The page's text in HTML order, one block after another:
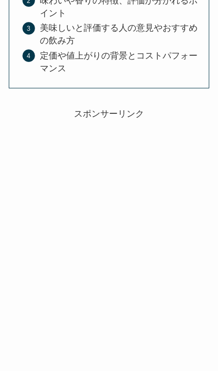
イント
美味しいと評価する人の意見やおすすめ
の飲み方
定価や値上がりの背景とコストパフォー
マンス
スポンサーリンク